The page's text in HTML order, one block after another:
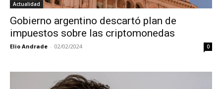
Actualidad
Gobierno argentino descartó plan de
impuestos sobre las criptomonedas
Elio Andrade - 02/02/2024 0